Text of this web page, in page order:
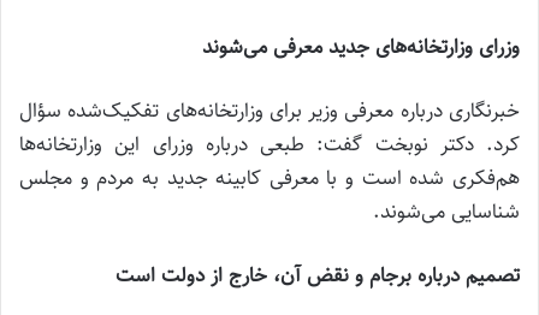
وزرای وزارتخانه‌های جدید معرفی می‌شوند
خبرنگاری درباره معرفی وزیر برای وزارتخانه‌های تفکیک‌شده سؤال
کرد. دکتر نوبخت گفت: طبعی درباره وزرای این وزارتخانه‌ها
هم‌فکری شده است و با معرفی کابینه جدید به مردم و مجلس
شناسایی می‌شوند.
تصمیم درباره برجام و نقض آن، خارج از دولت است